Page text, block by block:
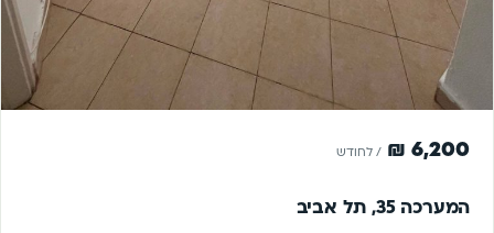
6,200 ₪ / לחודש
המערכה 35, תל אביב